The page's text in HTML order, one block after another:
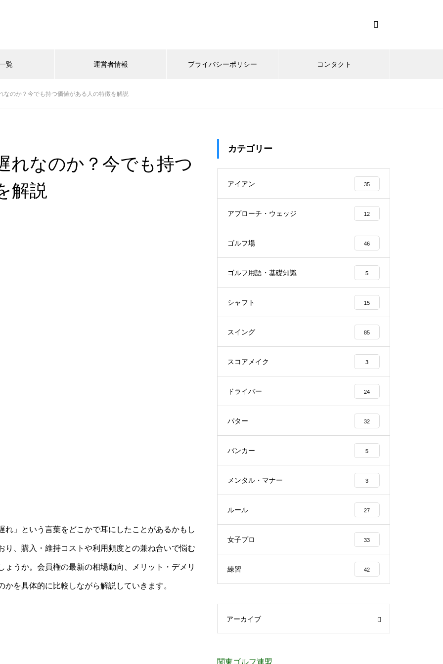
覧 運営者情報 プライバシーポリシー コンタクト
なのか？今でも持つ価値がある人の特徴を解説
れなのか？今でも持つ
解説
」という言葉をどこかで耳にしたことがあるかもし
、購入・維持コストや利用頻度との兼ね合いで悩む
うか。会員権の最新の相場動向、メリット・デメリ
を具体的に比較しながら解説していきます。
カテゴリー
アイアン 35
アプローチ・ウェッジ 12
ゴルフ場 46
ゴルフ用語・基礎知識 5
シャフト 15
スイング 85
スコアメイク 3
ドライバー 24
パター 32
バンカー 5
メンタル・マナー 3
ルール 27
女子プロ 33
練習 42
アーカイブ
関東ゴルフ連盟